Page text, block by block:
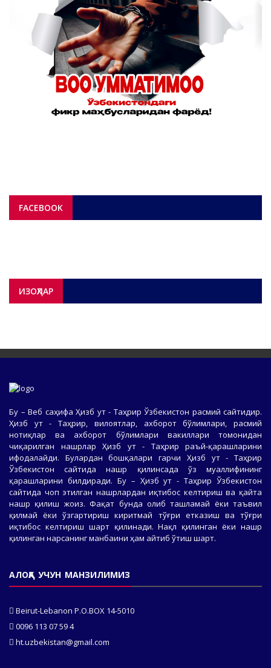
FACEBOOK
ИЗОҲЛАР
Бу – Веб саҳифа Ҳизб ут - Таҳрир Ўзбекистон расмий сайтидир.
Ҳизб ут - Таҳрир, вилоятлар, ахборот бўлимлари, расмий
нотиқлар ва ахборот бўлимлари вакиллари томонидан
чиқарилган нашрлар Ҳизб ут - Таҳрир раъй-қарашларини
ифодалайди. Булардан бошқалари гарчи Ҳизб ут - Таҳрир
Ўзбекистон сайтида нашр қилинсада ўз муаллифининг
қарашларини билдиради. Бу – Ҳизб ут - Таҳрир Ўзбекистон
сайтида чоп этилган нашрлардан иқтибос келтириш ва қайта
нашр қилиш жоиз. Фақат бунда олиб ташламай ёки таъвил
қилмай ёки ўзгартириш киритмай тўғри етказиш ва тўғри
иқтибос келтириш шарт қилинади. Нақл қилинган ёки нашр
қилинган нарсанинг манбаини ҳам айтиб ўтиш шарт.
АЛОҚА УЧУН МАНЗИЛИМИЗ
Beirut-Lebanon P.O.BOX 14-5010
0096 113 07 59 4
ht.uzbekistan@gmail.com